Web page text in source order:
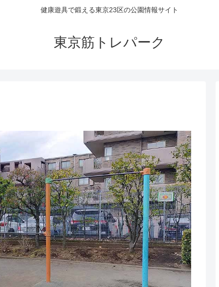
健康遊具で鍛える東京23区の公園情報サイト
東京筋トレパーク